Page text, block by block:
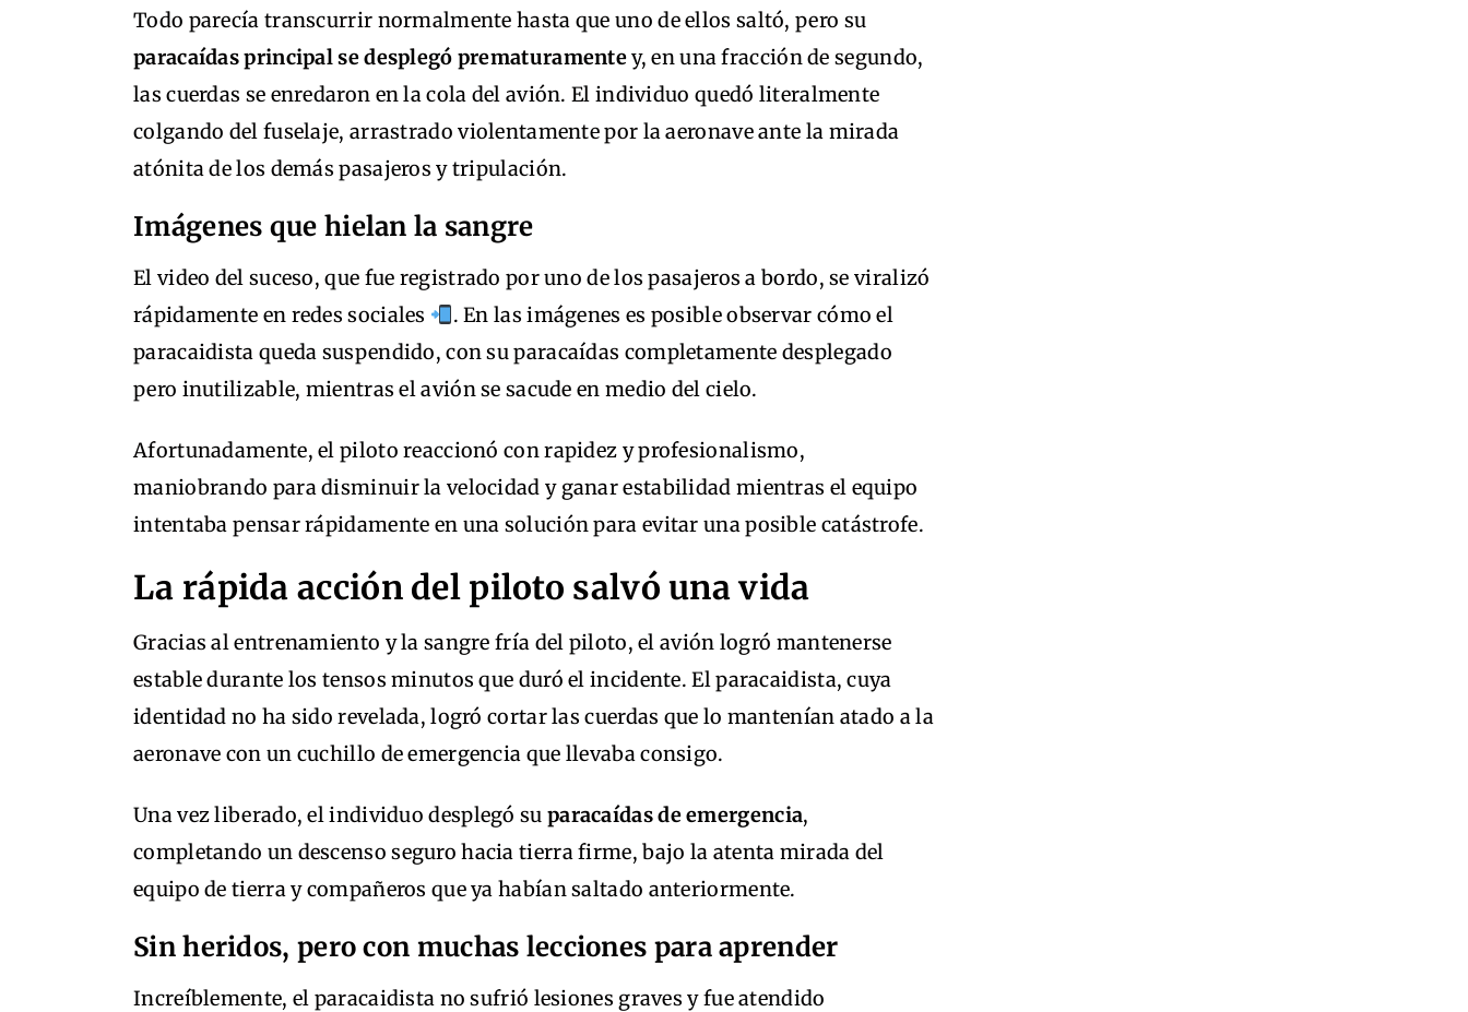
Todo parecía transcurrir normalmente hasta que uno de ellos saltó, pero su
paracaídas principal se desplegó prematuramentey, en una fracción de segundo,
las cuerdas se enredaron en la cola del avión. El individuo quedó literalmente
colgando del fuselaje, arrastrado violentamente por la aeronave ante la mirada
atónita de los demás pasajeros y tripulación.
Imágenes que hielan la sangre
El video del suceso, que fue registrado por uno de los pasajeros a bordo, se viralizó
rápidamente en redes sociales
. En las imágenes es posible observar cómo el
paracaidista queda suspendido, con su paracaídas completamente desplegado
pero inutilizable, mientras el avión se sacude en medio del cielo.
Afortunadamente, el piloto reaccionó con rapidez y profesionalismo,
maniobrando para disminuir la velocidad y ganar estabilidad mientras el equipo
intentaba pensar rápidamente en una solución para evitar una posible catástrofe.
La rápida acción del piloto salvó una vida
Gracias al entrenamiento y la sangre fría del piloto, el avión logró mantenerse
estable durante los tensos minutos que duró el incidente. El paracaidista, cuya
identidad no ha sido revelada, logró cortar las cuerdas que lo mantenían atado a la
aeronave con un cuchillo de emergencia que llevaba consigo.
Una vez liberado, el individuo desplegó su paracaídas de emergencia,
completando un descenso seguro hacia tierra firme, bajo la atenta mirada del
equipo de tierra y compañeros que ya habían saltado anteriormente.
Sin heridos, pero con muchas lecciones para aprender
Increíblemente, el paracaidista no sufrió lesiones graves y fue atendido